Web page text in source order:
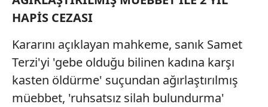
HAPİS CEZASI
Kararını açıklayan mahkeme, sanık Samet
Terzi'yi 'gebe olduğu bilinen kadına karşı
kasten öldürme' suçundan ağırlaştırılmış
müebbet, 'ruhsatsız silah bulundurma'